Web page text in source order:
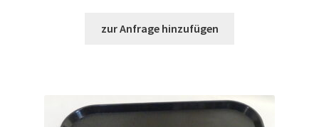
zur Anfrage hinzufügen